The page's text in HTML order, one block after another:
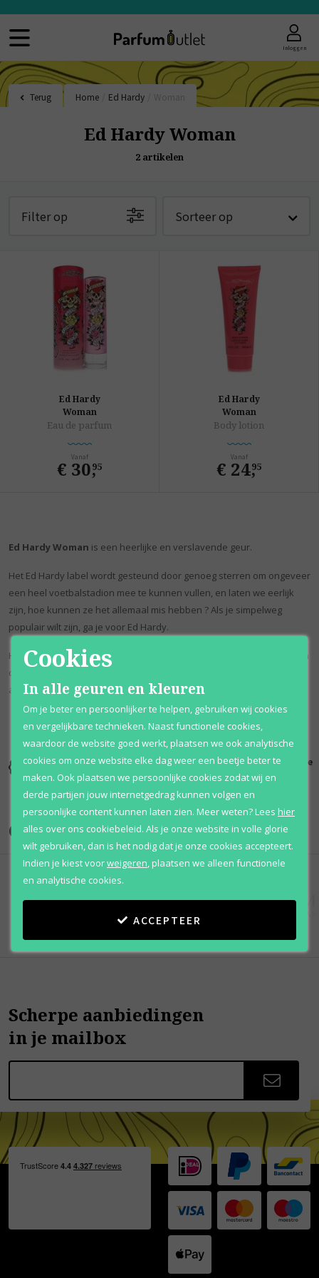
Inloggen
Terug Home Ed Hardy
Ed Hardy Woman
2 artikelen
Filter op Sorteer op
Ed Hardy
Woman
Eau de parfum
Vanaf
€ 30,
95
Ed Hardy
Woman
Body lotion
Vanaf
€ 24,
95
Ed Hardy Woman is een heerlijke en verslavende geur.
Het Ed Hardy label wordt gesteund door genoeg sterren om ongeveer
een heel voetbalstadion mee te kunnen vullen, en laten we eerlijk
zijn, hoe kunnen ze het allemaal mis hebben ? Als je simpelweg
populair wilt zijn, ga je voor Ed Hardy.
Het briljante parfum van Ed Hardy is geïnspireerd door de wereld van
de tattoo's. Een explosie van fruit, waaronder tropische meloenen,
aardbeien en rode grapefruit.
Kortingen
tot wel 70%
Al 12 jaar
voordelig
100% originele
parfums
Onze merken
Scherpe aanbiedingen
in je mailbox
Cookies
In alle geuren en kleuren
Om je beter en persoonlijker te helpen, gebruiken wij cookies
en vergelijkbare technieken. Naast functionele cookies,
waardoor de website goed werkt, plaatsen we ook analytische
cookies om onze website elke dag weer een beetje beter te
maken. Ook plaatsen we persoonlijke cookies zodat wij en
derde partijen jouw internetgedrag kunnen volgen en
persoonlijke content kunnen laten zien. Meer weten?Lees hier
alles over ons cookiebeleid. Als je onze website in volle glorie
wilt gebruiken, dan is het nodig dat je onze cookies accepteert.
Indien je kiest voorweigeren plaatsen we alleen functionele
en analytische cookies.
ACCEPTEER